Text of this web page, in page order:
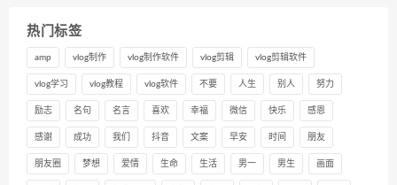
热门标签
amp vlog制作 vlog制作软件 vlog剪辑 vlog剪辑软件
vlog学习 vlog教程 vlog软件 不要 人生 别人 努力
励志 名句 名言 喜欢 幸福 微信 快乐 感恩
感谢 成功 我们 抖音 文案 早安 时间 朋友
朋友圈 梦想 爱情 生命 生活 男一 男生 画面